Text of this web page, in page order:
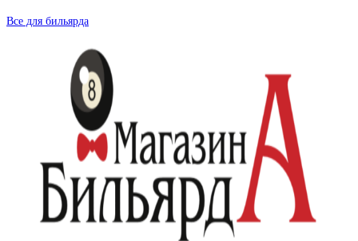
Перейти
Все для бильярда